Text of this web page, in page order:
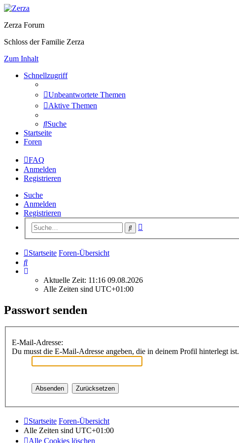
Zerza Forum
Schloss der Familie Zerza
Zum Inhalt
Schnellzugriff
Unbeantwortete Themen
Aktive Themen
Suche
Startseite
Foren
FAQ
Anmelden
Registrieren
Suche
Anmelden
Registrieren
Suche
Startseite Foren-Übersicht
Suche
Aktuelle Zeit: 11:16 09.08.2026
Alle Zeiten sind UTC+01:00
Passwort senden
E-Mail-Adresse:
Du musst die E-Mail-Adresse angeben, die in deinem Profil hinterlegt
Startseite Foren-Übersicht
Alle Zeiten sind UTC+01:00
Alle Cookies löschen